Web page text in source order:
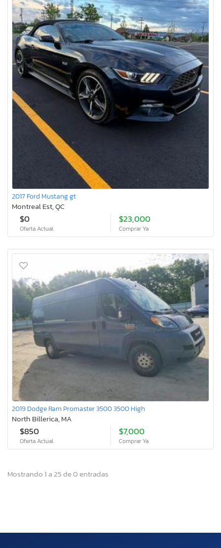
2017 Ford Mustang gt
Montreal Est, QC
$0
Oferta Actual
$23,000
Comprar Ya
2019 Dodge Ram Promaster 3500 3500 High
North Billerica, MA
$850
Oferta Actual
$7,000
Comprar Ya
Mostrando 1 a 25 de 0 entradas